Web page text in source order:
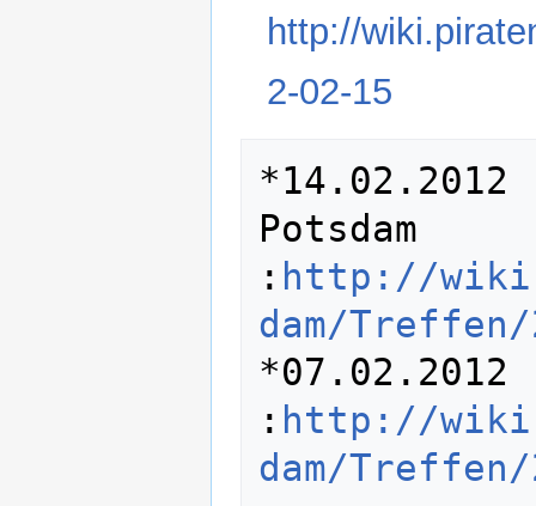
http://
2-02-15
*14.02.2012
Potsdam
: http://
dam/Treffen/
: http://
dam/Treffen/